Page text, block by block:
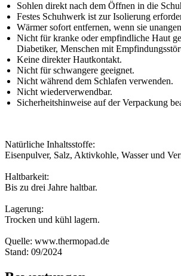
Sohlen direkt nach dem Öffnen in die
Festes Schuhwerk ist zur Isolierung
Wärmer sofort entfernen, wenn sie
Nicht für kranke oder empfindliche Haut
Diabetiker, Menschen mit
Keine direkter Hautkontakt.
Nicht für schwangere geeignet.
Nicht während dem Schlafen verwenden.
Nicht wiederverwendbar.
Sicherheitshinweise auf der Verpackung
Natürliche Inhaltsstoffe:
Eisenpulver, Salz, Aktivkohle, Wasser und
Haltbarkeit:
Bis zu drei Jahre haltbar.
Lagerung:
Trocken und kühl lagern.
Quelle: www.thermopad.de
Stand: 09/2024